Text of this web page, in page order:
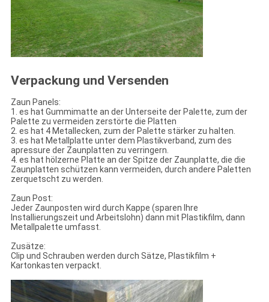
Verpackung und Versenden
Zaun Panels:
1. es hat Gummimatte an der Unterseite der Palette, zum der
Palette zu vermeiden zerstörte die Platten
2. es hat 4 Metallecken, zum der Palette stärker zu halten.
3. es hat Metallplatte unter dem Plastikverband, zum des
apressure der Zaunplatten zu verringern.
4. es hat hölzerne Platte an der Spitze der Zaunplatte, die die
Zaunplatten schützen kann vermeiden, durch andere Paletten
zerquetscht zu werden.
Zaun Post:
Jeder Zaunposten wird durch Kappe (sparen Ihre
Installierungszeit und Arbeitslohn) dann mit Plastikfilm, dann
Metallpalette umfasst.
Zusätze:
Clip und Schrauben werden durch Sätze, Plastikfilm +
Kartonkasten verpackt.